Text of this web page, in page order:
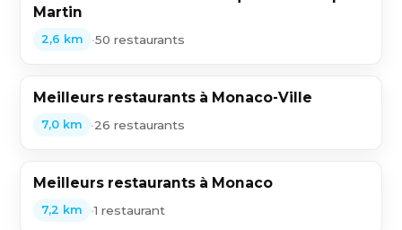
Martin
2,6 km •50 restaurants
Meilleurs restaurants à Monaco-Ville
7,0 km •26 restaurants
Meilleurs restaurants à Monaco
7,2 km •1 restaurant